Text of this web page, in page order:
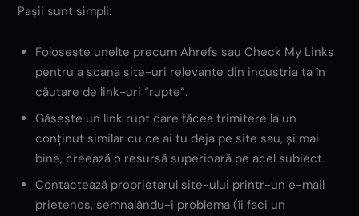
Pașii sunt simpli:
Folosește unelte precum Ahrefs sau Check My Links
pentru a scana site-uri relevante din industria ta în
căutare de link-uri “rupte”.
Găsește un link rupt care făcea trimitere la un
conținut similar cu ce ai tu deja pe site sau, și mai
bine, creează o resursă superioară pe acel subiect.
Contactează proprietarul site-ului printr-un e-mail
prietenos, semnalându-i problema (îi faci un